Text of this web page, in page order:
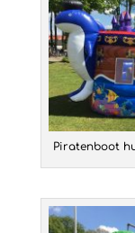
Piratenboot